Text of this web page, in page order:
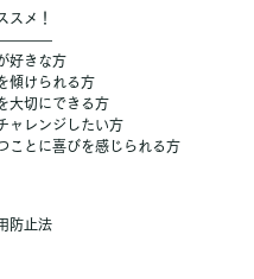
スメ！
好きな方
傾けられる方
大切にできる方
ャレンジしたい方
ことに喜びを感じられる方
防止法